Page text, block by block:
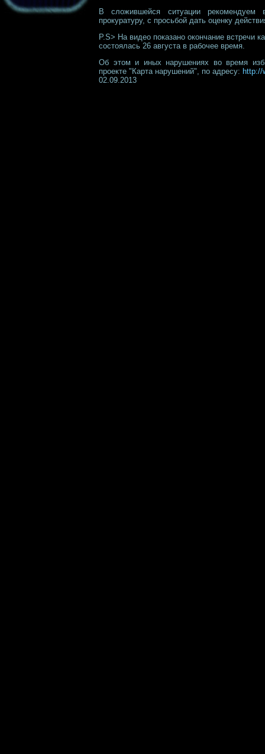
В сложившейся ситуации рекомендуем
прокуратуру, с просьбой дать оценку
P.S> На видео показано окончание встречи
состоялась 26 августа в рабочее время.
Об этом и иных нарушениях во время
проекте "Карта нарушений", по адресу: http://
02.09.2013